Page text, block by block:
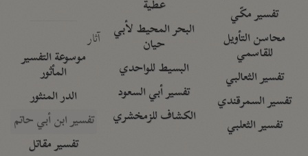
تفسير مكّي
محاسن التأويل
للقاسمي
تفسير الثعالبي
تفسير السمرقندي
تفسير الثعلبي
عطية
البحر المحيط لأبي
حيان
البسيط للواحدي
تفسير أبي السعود
الكشاف للزمخشري
آثار
موسوعة التفسير
المأثور
الدر المنثور
تفسير ابن أبي حاتم
تفسير مقاتل